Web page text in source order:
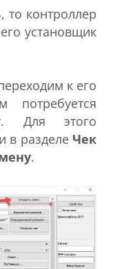
то контроллер
установщик
к его
потребуется
Для этого
и в разделе Чек
.